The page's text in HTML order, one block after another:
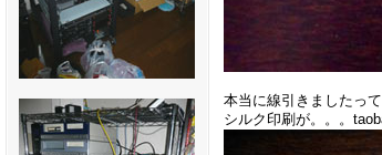
本当に線引きましたって
シルク印刷が。。。